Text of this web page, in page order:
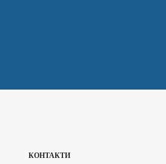
КОНТАКТИ